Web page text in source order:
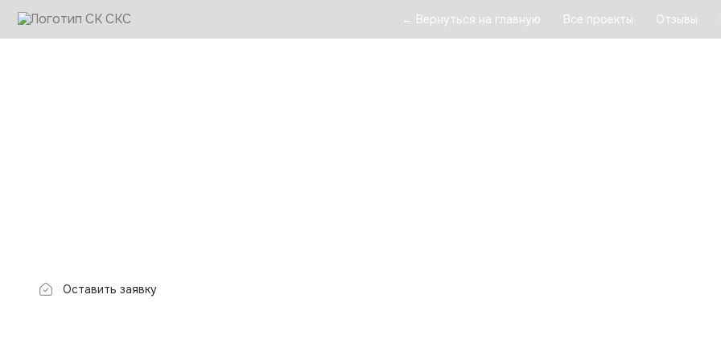
← Вернуться на главную Все проекты Отзывы
Оставить заявку